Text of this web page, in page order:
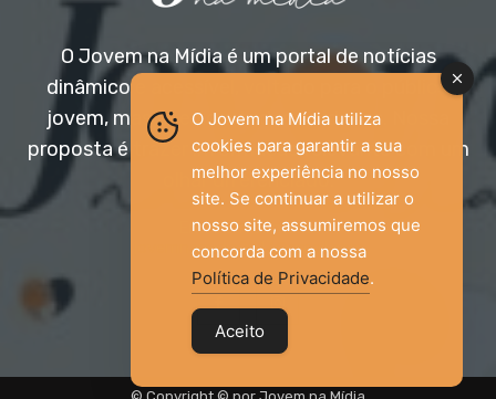
O Jovem na Mídia é um portal de notícias
dinâmico e acessível, voltado para o público
jovem, mas aberto a todas as idades. Nossa
proposta é trazer informação relevante com um
olhar diferenciado.
Entre em contato:
jovemnamidia2017@gmail.com
O Jovem na Mídia utiliza
cookies para garantir a sua
melhor experiência no nosso
site. Se continuar a utilizar o
nosso site, assumiremos que
concorda com a nossa
Política de Privacidade.
Aceito